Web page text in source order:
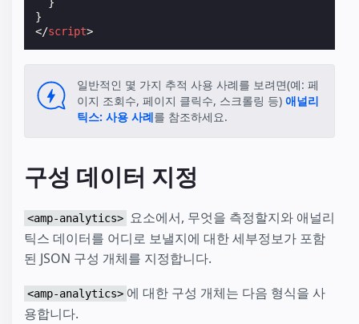
}
</script>
일반적인 몇 가지 추적 사용 사례를 보려면(예: 페
이지 조회수, 페이지 클릭수, 스크롤링 등) 애널리
틱스: 사용 사례를 참조하세요.
구성 데이터 지정
<amp-analytics> 요소에서, 무엇을 측정할지와 애널리
틱스 데이터를 어디로 보낼지에 대한 세부정보가 포함
된 JSON 구성 개체를 지정합니다.
<amp-analytics> 에 대한 구성 개체는 다음 형식을 사
용합니다.